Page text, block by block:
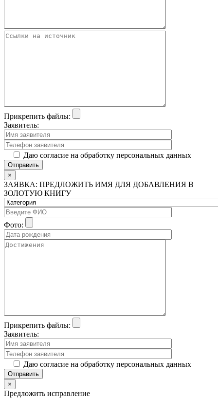
Прикрепить файлы:
Заявитель:
Даю согласие на обработку персональных данных
×
ЗАЯВКА: ПРЕДЛОЖИТЬ ИМЯ ДЛЯ ДОБАВЛЕНИЯ В
ЗОЛОТУЮ КНИГУ
Фото:
Прикрепить файлы:
Заявитель:
Даю согласие на обработку персональных данных
×
Предложить исправление